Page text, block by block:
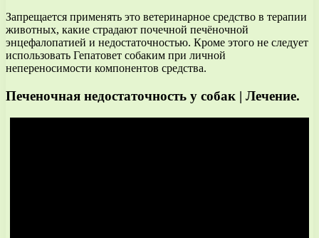
Запрещается применять это ветеринарное средство в терапии
животных, какие страдают почечной печёночной
энцефалопатией и недостаточностью. Кроме этого не следует
использовать Гепатовет собаким при личной
непереносимости компонентов средства.
Печеночная недостаточность у собак | Лечение.